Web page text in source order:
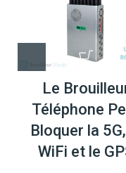
Le
Téléphone
Bloquer la
WiFi et le